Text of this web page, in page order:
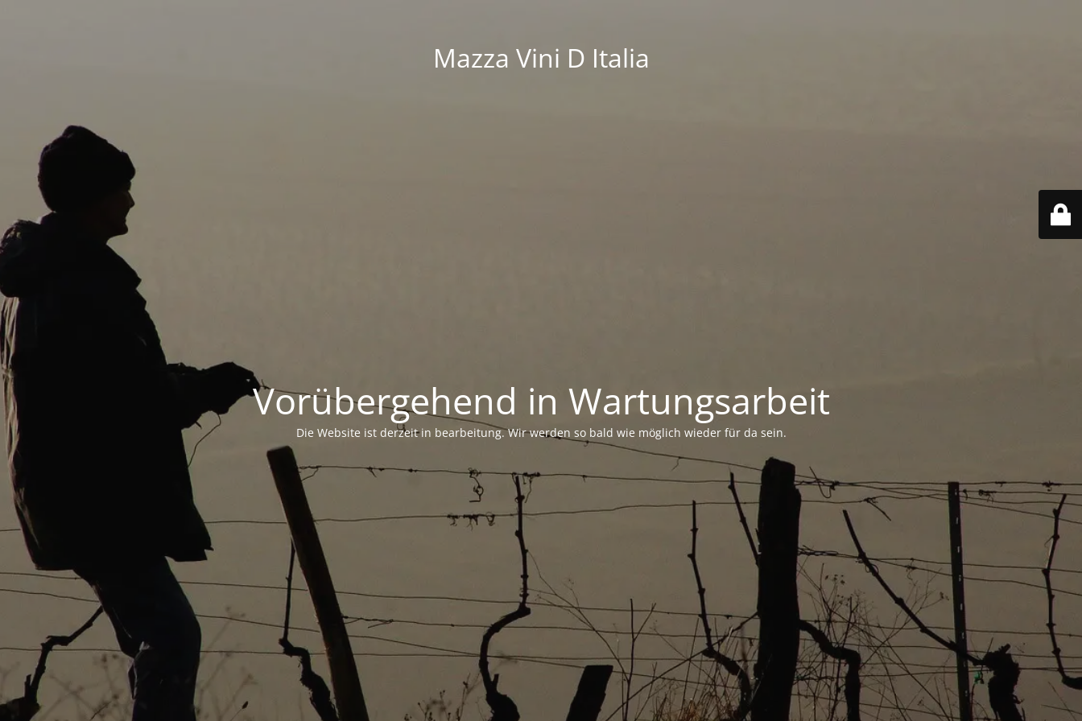
Mazza Vini D Italia
Vorübergehend in Wartungsarbeit
Die Website ist derzeit in bearbeitung. Wir werden so bald wie möglich wieder für da sein.